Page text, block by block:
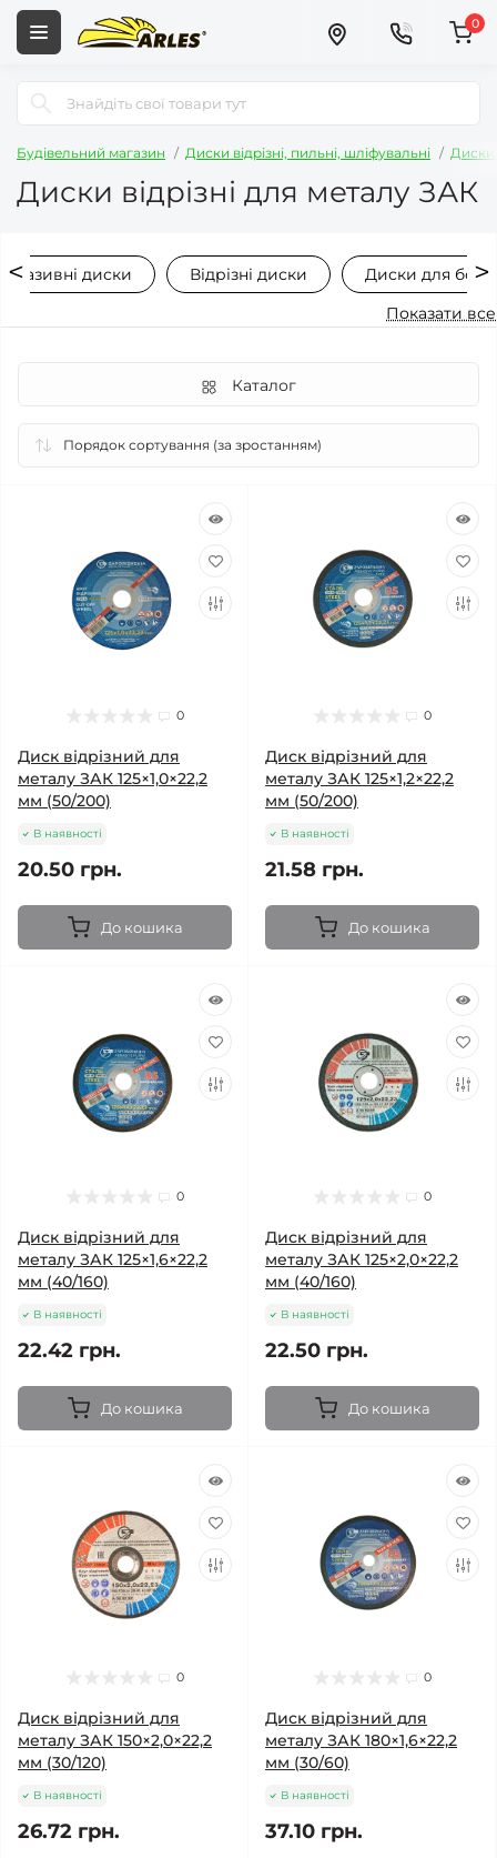
0
Будівельний магазин Диски відрізні, пильні, шліфувальні Диски
Диски відрізні для металу ЗАК
диски Відрізні диски
Диски для
Показати все
Каталог
0
Диск відрізний для
металу ЗАК 125×1,0×22,2
мм (50/200)
В наявності
20.50 грн.
До кошика
0
Диск відрізний для
металу ЗАК 125×1,2×22,2
мм (50/200)
В наявності
21.58 грн.
До кошика
0
Диск відрізний для
металу ЗАК 125×1,6×22,2
мм (40/160)
В наявності
22.42 грн.
До кошика
0
Диск відрізний для
металу ЗАК 125×2,0×22,2
мм (40/160)
В наявності
22.50 грн.
До кошика
0
Диск відрізний для
металу ЗАК 150×2,0×22,2
мм (30/120)
В наявності
26.72 грн.
0
Диск відрізний для
металу ЗАК 180×1,6×22,2
мм (30/60)
В наявності
37.10 грн.